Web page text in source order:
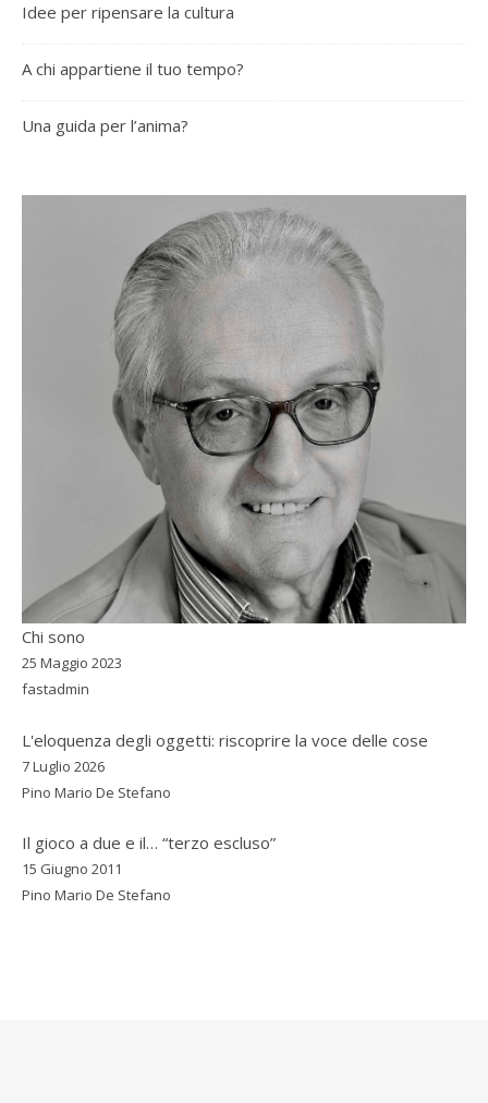
Idee per ripensare la cultura
A chi appartiene il tuo tempo?
Una guida per l’anima?
Chi sono
25 Maggio 2023
fastadmin
L'eloquenza degli oggetti: riscoprire la voce delle cose
7 Luglio 2026
Pino Mario De Stefano
Il gioco a due e il… “terzo escluso”
15 Giugno 2011
Pino Mario De Stefano